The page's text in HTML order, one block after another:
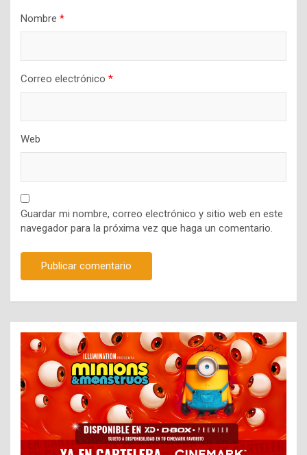
Nombre *
Correo electrónico *
Web
Guardar mi nombre, correo electrónico y sitio web en este
navegador para la próxima vez que haga un comentario.